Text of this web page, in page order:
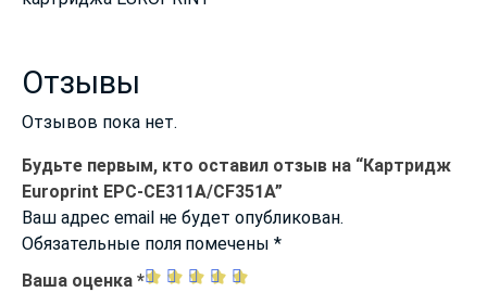
Отзывы
Отзывов пока нет.
Будьте первым, кто оставил отзыв на “Картридж
Europrint EPC-CE311A/CF351A”
Ваш адрес email не будет опубликован.
Обязательные поля помечены*
Ваша оценка *